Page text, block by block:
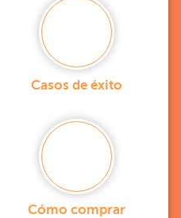
Casos de éxito
Cómo comprar